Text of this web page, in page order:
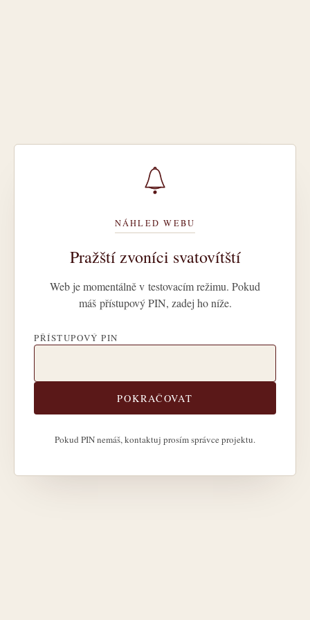
NÁHLED WEBU
Pražští zvoníci svatovítští
Web je momentálně v testovacím režimu. Pokud
máš přístupový PIN, zadej ho níže.
PŘÍSTUPOVÝ PIN
POKRAČOVAT
Pokud PIN nemáš, kontaktuj prosím správce projektu.